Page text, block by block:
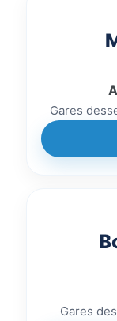
Gares
Gares